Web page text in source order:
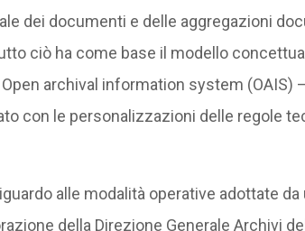
dei documenti e delle aggregazioni
ciò ha come base il modello
archival information system (OAIS)
con le personalizzazioni delle regole
alle modalità operative adottate
della Direzione Generale Archivi